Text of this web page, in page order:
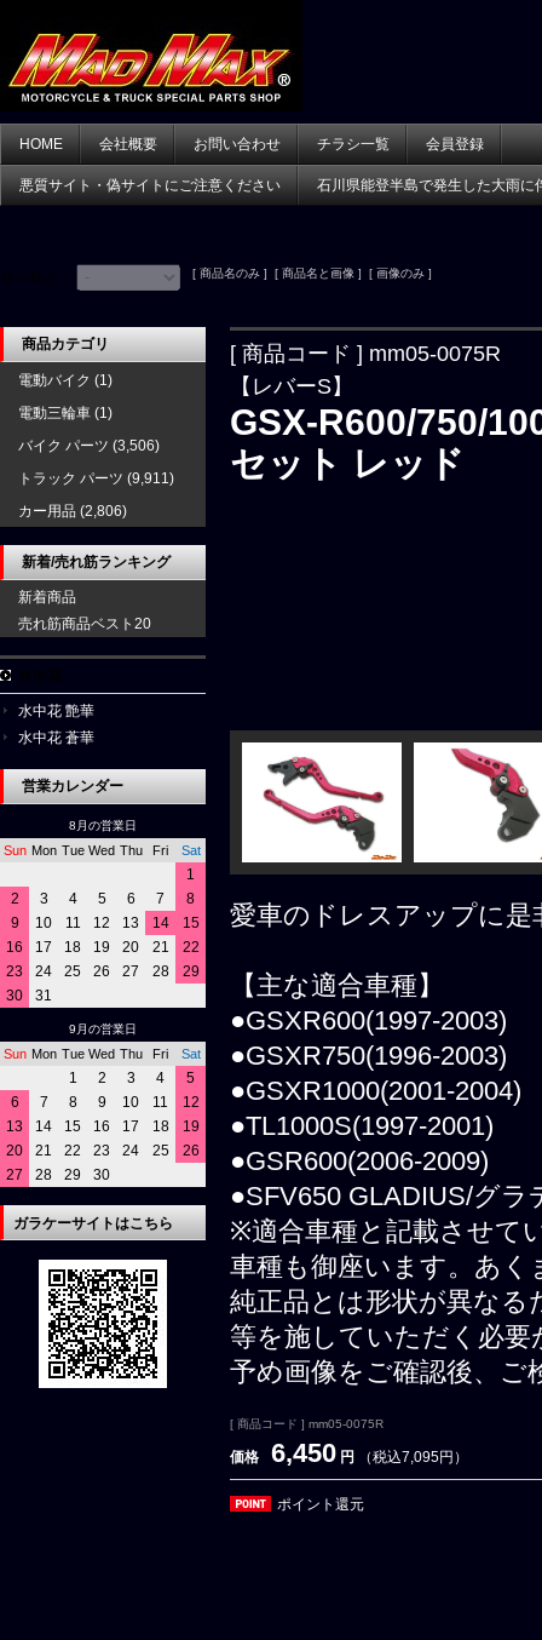
HOME 会社概要 お問い合わせ チラシ一覧 会員登録
悪質サイト・偽サイトにご注意ください 石川県能登半島で発生した大雨に
[ 商品名のみ ] [ 商品名と画像 ] [ 画像のみ ]
[ 商品コード ] mm05-0075R
【レバーS】
GSX-R600/750/
セット レッド
愛車のドレスアップに是
【主な適合車種】
●GSXR600(1997-2003)
●GSXR750(1996-2003)
●GSXR1000(2001-2004)
●TL1000S(1997-2001)
●GSR600(2006-2009)
●SFV650 GLADIUS/グラ
※適合車種と記載させて
車種も御座います。あ
純正品とは形状が異な
等を施していただく必要
予め画像をご確認後、ご
[ 商品コード ] mm05-0075R
価格 6,450 円 （税込7,095円）
ポイント還元
商品カテゴリ
電動バイク (1)
電動三輪車 (1)
バイク パーツ (3,506)
トラック パーツ (9,911)
カー用品 (2,806)
新着/売れ筋ランキング
新着商品
売れ筋商品ベスト20
水中花 艶華
水中花 蒼華
営業カレンダー
8月の営業日
Sun Mon Tue Wed Thu Fri Sat
1
2
3 4 5 6 7
8
9
10 11 12 13 14
15
16
17 18 19 20 21
22
23
24 25 26 27 28
29
30
31
9月の営業日
Sun Mon Tue Wed Thu Fri Sat
1 2 3 4
5
6
7 8 9 10 11
12
13
14 15 16 17 18
19
20
21 22 23 24 25
26
27
28 29 30
ガラケーサイトはこちら